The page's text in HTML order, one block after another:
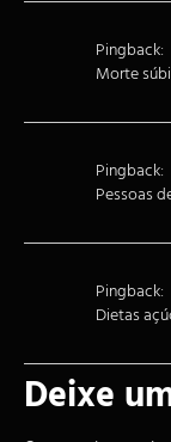
Pingback:
Morte
Pingback:
Pessoas
Pingback:
Dietas
Deixe